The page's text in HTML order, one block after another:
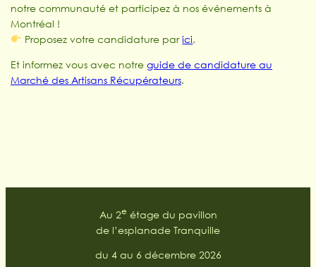
notre communauté et participez à nos événements à
Montréal !
Proposez votre candidature parici.
Et informez vous avec notreguide de candidature au
Marché des Artisans Récupérateurs.
Au 2e étage du pavillon
de l’esplanade Tranquille
du 4 au 6 décembre 2026